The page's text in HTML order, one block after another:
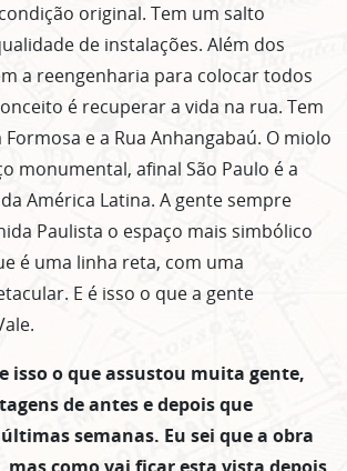
original. Tem um salto
de instalações. Além dos
a reengenharia para colocar todos
é recuperar a vida na rua. Tem
Formosa e a Rua Anhangabaú. O miolo
monumental, afinal São Paulo é a
América Latina. A gente sempre
Paulista o espaço mais simbólico
é uma linha reta, com uma
E é isso o que a gente
isso o que assustou muita gente,
de antes e depois que
semanas. Eu sei que a obra